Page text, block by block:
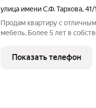
улица имени С.Ф. Тархова,41/1
Продам квартиру с
мебель. Более 5 лет в
Показать телефон